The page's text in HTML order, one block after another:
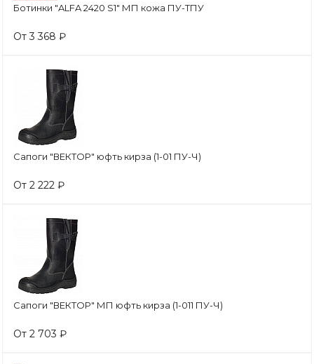
Ботинки "ALFA 2420 S1" МП кожа ПУ-ТПУ
От 3 368 ₽
Сапоги "ВЕКТОР" юфть кирза (1-01 ПУ-Ч)
От 2 222 ₽
Сапоги "ВЕКТОР" МП юфть кирза (1-011 ПУ-Ч)
От 2 703 ₽